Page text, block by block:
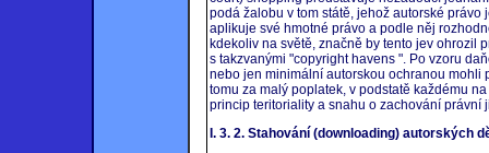
podá žalobu v tom státě, jehož autorské
aplikuje své hmotné právo a podle něj
kdekoliv na světě, značně by tento jev ohrozil
s takzvanými "copyright havens ". Po vzoru
nebo jen minimální autorskou ochranou mohli
tomu za malý poplatek, v podstatě každému
princip teritoriality a snahu o zachování právní
I. 3. 2. Stahování (downloading) autorských